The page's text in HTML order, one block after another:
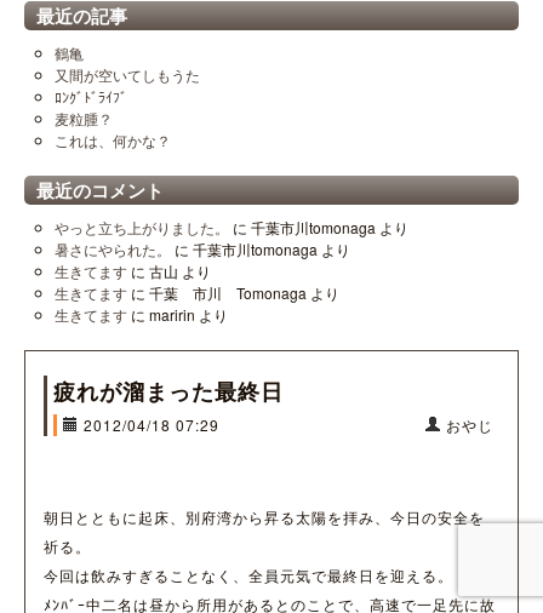
最近の記事
鶴亀
又間が空いてしもうた
ﾛﾝｸﾞﾄﾞﾗｲﾌﾞ
麦粒腫？
これは、何かな？
最近のコメント
やっと立ち上がりました。 に 千葉市川tomonaga より
暑さにやられた。
に 千葉市川tomonaga より
生きてます に 古山 より
生きてます に 千葉 市川 Tomonaga より
生きてます に maririn より
疲れが溜まった最終日
2012/04/18 07:29 おやじ
朝日とともに起床、別府湾から昇る太陽を拝み、今日の安全を
祈る。
今回は飲みすぎることなく、全員元気で最終日を迎える。
ﾒﾝﾊﾞｰ中二名は昼から所用があるとのことで、高速で一足先に故